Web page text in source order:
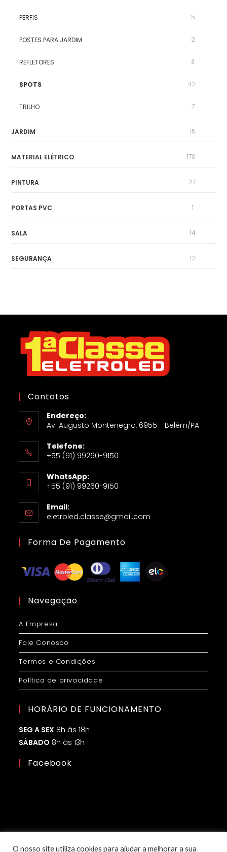
PERFIS 5
POSTES PARA JARDIM 2
REFLETORES 3
SPOTS 42
TRILHO 7
JARDIM 15
MATERIAL ELÉTRICO 170
PINTURA 27
PORTAS PVC 1
SALA 14
SEGURANÇA 12
Contatos
Endereço:
Av. Augusto Montenegro, 6955 - Belém/PA
Telefone:
+55 (91) 99260-9150
WhatsApp:
+55 (91) 99260-9150
Email:
eletroled.classe@gmail.com
Forma De Pagamento
Navegação
A Empresa
Fale Conosco
Termos e Condições
Política de privacidade
HORÁRIO DE FUNCIONAMENTO
SEG A SEX 8h às 18h
SÁBADO 8h às 13h
Facebook
O nosso site utiliza cookies para ajudar a melhorar a sua